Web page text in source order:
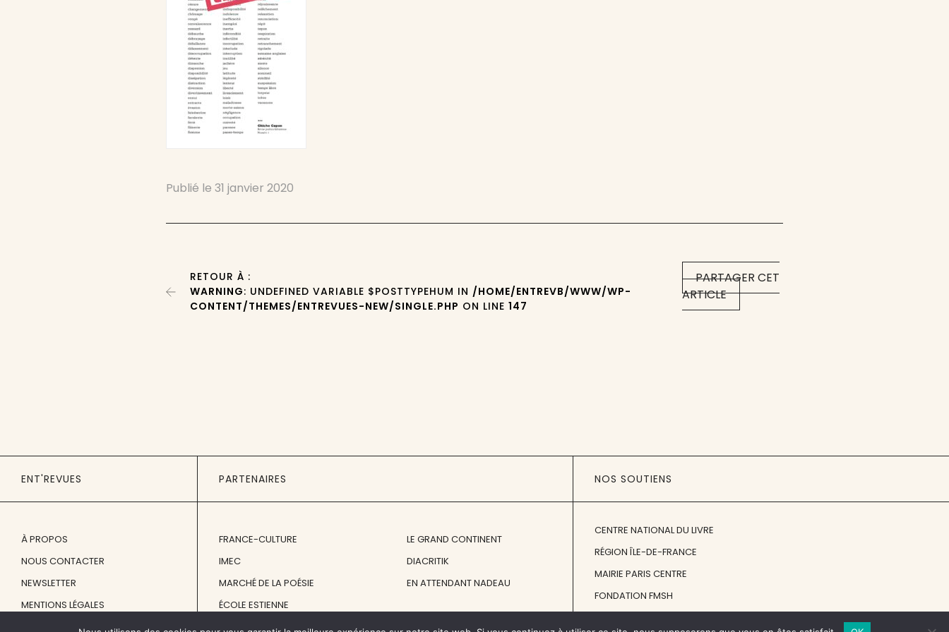
Publié le31 janvier 2020
PARTAGER CET
ARTICLE
RETOUR À :
WARNING: UNDEFINED VARIABLE $POSTTYPEHUM IN /HOME/ENTREVB/WWW/WP-
CONTENT/THEMES/ENTREVUES-NEW/SINGLE.PHP ON LINE147
ENT'REVUES
À PROPOS
NOUS CONTACTER
NEWSLETTER
MENTIONS LÉGALES
PARTENAIRES
FRANCE-CULTURE
IMEC
MARCHÉ DE LA POÉSIE
ÉCOLE ESTIENNE
LE GRAND CONTINENT
DIACRITIK
EN ATTENDANT NADEAU
NOS SOUTIENS
CENTRE NATIONAL DU LIVRE
RÉGION ÎLE-DE-FRANCE
MAIRIE PARIS CENTRE
FONDATION FMSH